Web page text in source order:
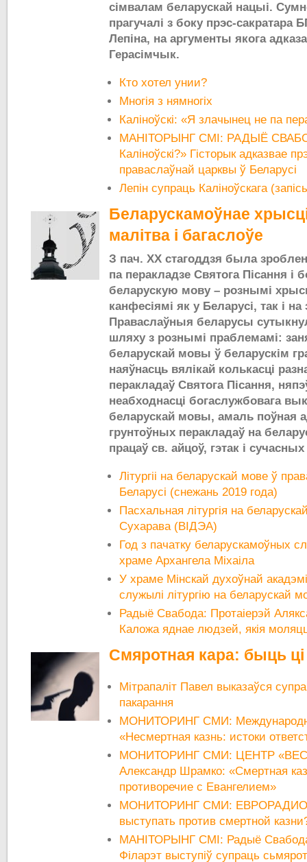
сімвалам беларускай нацыі.
прагучалі з боку прэс-сакратара
Лепіна, на аргументы якога
Герасімчык.
Кто хотел унии?
Многія з нямногіх
Каліноўскі: «Я злачынец не па
МАНІТОРЫНГ СМІ: РАДЫЁ
Каліноўскі?» Гісторык адказвае
праваслаўнай царквы ў Беларусі
Лепін супраць Каліноўскага
Беларускамоўнае
малітва і багаслоўе
З пач. ХХ стагоддзя была
па перакладзе Святога Пісання і
беларускую мову – рознымі
канфесіямі як у Беларусі, так і на
Праваслаўныя беларусы
шляху з рознымі праблемамі:
беларускай мовы ў беларускім
наяўнасць вялікай колькасці
перакладаў Святога Пісання,
неабходнасці богаслужбовага
беларускай мовы, амаль поўная
грунтоўных перакладаў на
працаў св. айцоў, гэтак і
Літургіі на беларускай мове ў
Беларусі (снежань 2019 года)
Пасхальная літургія на
Сухарава (ВІДЭА)
Год з пачатку беларускамоўных
храме Архангела Міхаіла
У храме Мінскай духоўнай
служылі літургію на беларускай
Радыё Свабода: Протаіерэй
Каложа яднае людзей, якія
Смяротная кара: быць
Мітрапаліт Павел выказаўся
пакарання
МОНИТОРИНГ СМИ:
«Несмертная казнь: истоки
МОНИТОРИНГ СМИ: ЦЕНТР
Александр Шрамко: «Cмертная
противоречие с Евангелием»
МОНИТОРИНГ СМИ: ЕВРОРАДИО:
выступать против смертной
МАНІТОРЫНГ СМІ: Радыё
Філарэт выступіў супраць